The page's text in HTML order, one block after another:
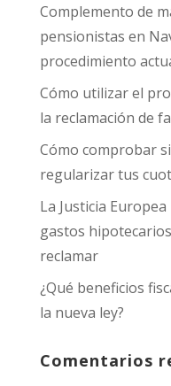
Complemento de
pensionistas en
procedimiento
Cómo utilizar el
la reclamación de
Cómo comprobar
regularizar tus
La Justicia
gastos
reclamar
¿Qué beneficios
la nueva ley?
Comentarios